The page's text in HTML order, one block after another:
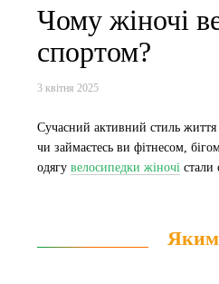
Чому жіночі
спортом?
3 квітня 2025
Сучасний активний стиль життя
чи займаєтесь ви фітнесом,
одягу велосипедки жіночі стали